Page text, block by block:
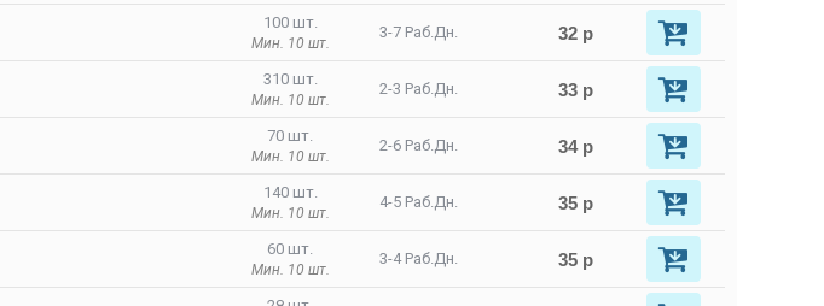
100 шт.
Мин. 10 шт.
3-7 Раб.Дн. 32 р
310 шт.
Мин. 10 шт.
2-3 Раб.Дн. 33 р
70 шт.
Мин. 10 шт.
2-6 Раб.Дн. 34 р
140 шт.
Мин. 10 шт.
4-5 Раб.Дн. 35 р
60 шт.
Мин. 10 шт.
3-4 Раб.Дн. 35 р